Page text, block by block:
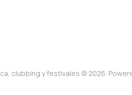
clubbing y festivales © 2026.